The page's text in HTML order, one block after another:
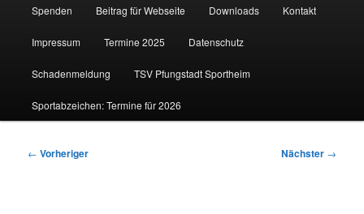
Spenden Beitrag für Webseite Downloads Kontakt
Impressum Termine 2025 Datenschutz
Schadenmeldung TSV Pfungstadt Sportheim
Sportabzeichen: Termine für 2026
Beitragsnavigation
← Vorheriger Nächster →